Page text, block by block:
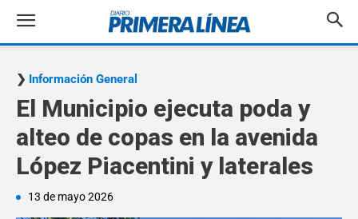
Información General
El Municipio ejecuta poda y
alteo de copas en la avenida
López Piacentini y laterales
13 de mayo 2026